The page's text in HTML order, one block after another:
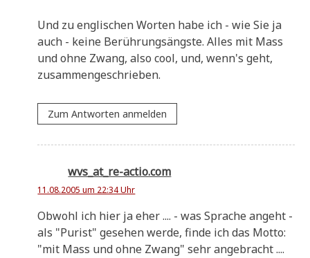
Und zu eng­li­schen Wor­ten habe ich - wie Sie ja
auch - kei­ne Berüh­rungs­äng­ste. Alles mit Mass
und ohne Zwang, also cool, und, wenn's geht,
zusammengeschrieben.
Zum Antworten anmelden
wvs_at_re-actio.com
11.08.2005 um 22:34 Uhr
Obwohl ich hier ja eher .... - was Spra­che angeht -
als "Purist" gese­hen wer­de, fin­de ich das Mot­to:
"mit Mass und ohne Zwang" sehr angebracht ....